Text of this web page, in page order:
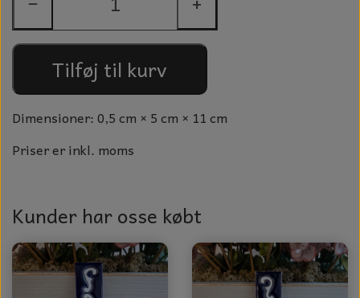
GLAS KUGLER
GLAS KRYSTALLER OG ORNAMENTER
TIL BOLIG
KERAMIK BLOMSTER
MAD OG HYGGE
LAMPESKÆRME TIL VINGLAS
HAMAM HÅNDKLÆDER
KERAMIK HUSNUMRE
Tilføj til kurv
Dimensioner: 0,5 cm × 5 cm × 11 cm
Priser er inkl. moms
Kunder har osse købt